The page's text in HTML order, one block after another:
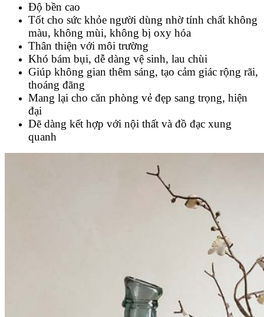
Độ bền cao
Tốt cho sức khỏe người dùng nhờ tính chất không
màu, không mùi, không bị oxy hóa
Thân thiện với môi trường
Khó bám bụi, dễ dàng vệ sinh, lau chùi
Giúp không gian thêm sáng, tạo cảm giác rộng rãi,
thoáng đãng
Mang lại cho căn phòng vẻ đẹp sang trọng, hiện
đại
Dẽ dàng kết hợp với nội thất và đồ đạc xung
quanh